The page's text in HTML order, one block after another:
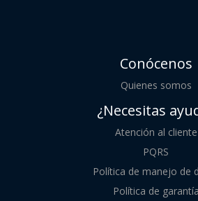
Conócenos
Quienes somos
¿Necesitas
Atención al cliente
PQRS
Política de manejo de
Política de garantía